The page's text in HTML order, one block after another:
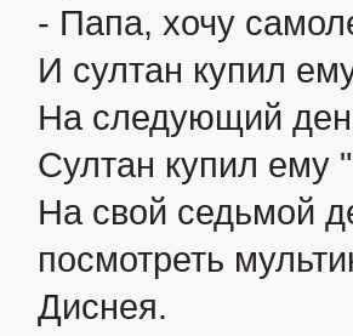
- Папа, хочу
И султан купил
На следующий
Султан купил ему
На свой седьмой
посмотреть
Диснея.